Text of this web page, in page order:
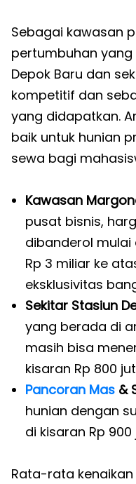
Sebagai kawasan
pertumbuhan
Depok Baru dan
kompetitif dan
yang didapatkan.
baik untuk hunian
sewa bagi
Kawasan
pusat bisnis,
dibanderol mulai
Rp 3 miliar ke
eksklusivitas
Sekitar Stasiun
yang berada di
masih bisa
kisaran Rp 800
Pancoran Mas &
hunian dengan
di kisaran Rp
Rata-rata